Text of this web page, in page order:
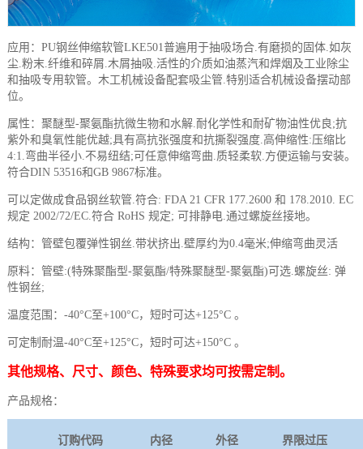
应用：PU钢丝伸缩软管LKE501普遍用于抽吸场合.有磨损的固体.如灰
尘.粉末.纤维和碎屑.木屑抽吸.活性的介质如油蒸汽和焊烟及工业除尘
和抽吸专用软管。木工机械设备配套吸尘管.特别适合机械设备摆动部
位。
属性：聚醚型-聚氨酯抗微生物和水解.耐化学性和耐矿物油性优良;抗
紫外和臭氧性能优越;具有高抗张强度和抗撕裂强度.高伸缩性:压缩比
4:1.弯曲半径小.不易纽结; 可任意伸缩弯曲.质轻柔软.方便运输与安装。
符合DIN 53516和GB 9867标准。
可以定做成食品钢丝软管.符合: FDA 21 CFR 177.2600 和 178.2010. EC
规定 2002/72/EC.符合RoHS 规定; 可排静电.通过螺旋丝接地。
结构：管壁包覆弹性钢丝.带状挤出.壁厚约为0.4毫米;伸缩弯曲灵活
原料：管壁:(特殊聚酯型-聚氨酯/特殊聚醚型-聚氨酯) 可选.螺旋丝: 弹
性钢丝;
温度范围： -40°C至+100°C，短时可达+125°C 。
可定制耐温-40°C至+125°C，短时可达+150°C 。
其他规格、尺寸、颜色、特殊要求均可按需定制。
产品规格：
订购代码
内径
外径
界限过压